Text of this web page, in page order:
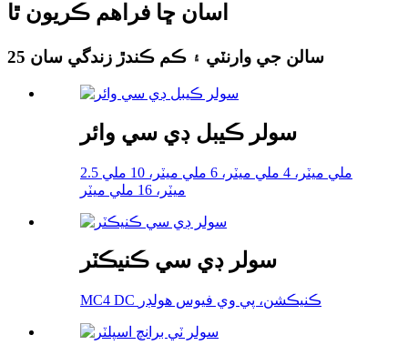
اسان ڇا فراهم ڪريون ٿا
25 سالن جي وارنٽي ۽ ڪم ڪندڙ زندگي سان
سولر ڪيبل ڊي سي وائر
2.5 ملي ميٽر، 4 ملي ميٽر، 6 ملي ميٽر، 10 ملي
ميٽر، 16 ملي ميٽر
سولر ڊي سي ڪنيڪٽر
MC4 DC ڪنيڪشن، پي وي فيوس هولڊر